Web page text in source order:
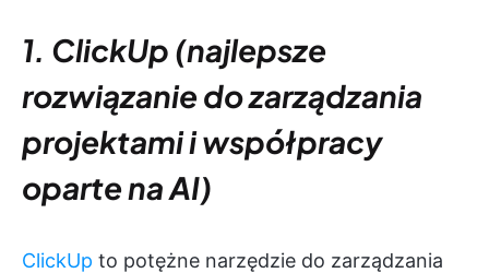
1. ClickUp (najlepsze
rozwiązanie do zarządzania
projektami i współpracy
oparte na AI)
ClickUp to potężne narzędzie do zarządzania